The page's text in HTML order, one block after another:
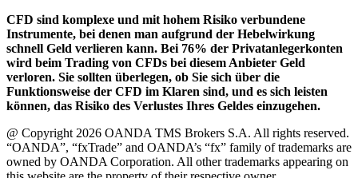
CFD sind komplexe und mit hohem Risiko verbundene
Instrumente, bei denen man aufgrund der Hebelwirkung
schnell Geld verlieren kann. Bei 76% der Privatanlegerkonten
wird beim Trading von CFDs bei diesem Anbieter Geld
verloren. Sie sollten überlegen, ob Sie sich über die
Funktionsweise der CFD im Klaren sind, und es sich leisten
können, das Risiko des Verlustes Ihres Geldes einzugehen.
@ Copyright 2026 OANDA TMS Brokers S.A. All rights reserved.
“OANDA”, “fxTrade” and OANDA’s “fx” family of trademarks are
owned by OANDA Corporation. All other trademarks appearing on